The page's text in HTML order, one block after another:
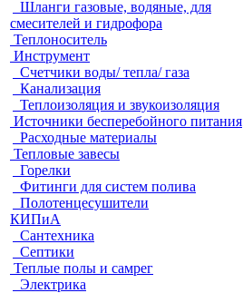
Шланги газовые, водяные, для
смесителей и гидрофора
Теплоноситель
Инструмент
Счетчики воды/ тепла/ газа
Канализация
Теплоизоляция и звукоизоляция
Источники бесперебойного питания
Расходные материалы
Тепловые завесы
Горелки
Фитинги для систем полива
Полотенцесушители
КИПиА
Сантехника
Септики
Теплые полы и самрег
Электрика